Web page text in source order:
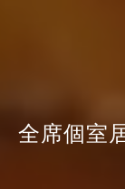
全席個室